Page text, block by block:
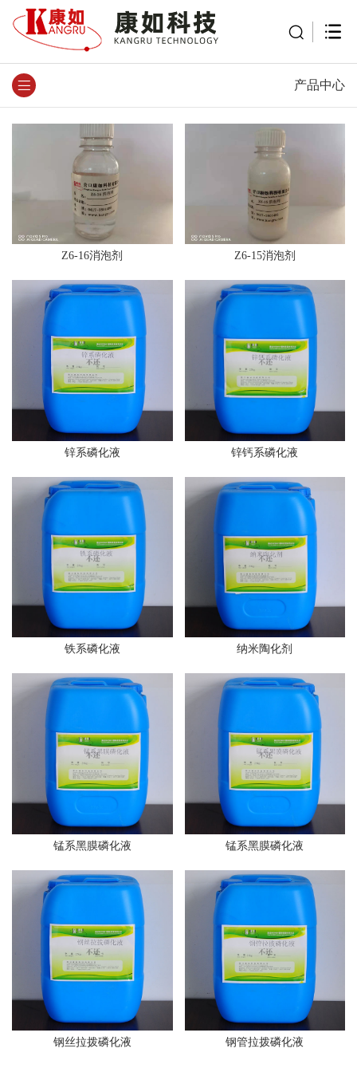
产品中心
Z6-16消泡剂 Z6-15消泡剂
锌系磷化液 锌钙系磷化液
铁系磷化液 纳米陶化剂
锰系黑膜磷化液 锰系黑膜磷化液
钢丝拉拨磷化液 钢管拉拨磷化液